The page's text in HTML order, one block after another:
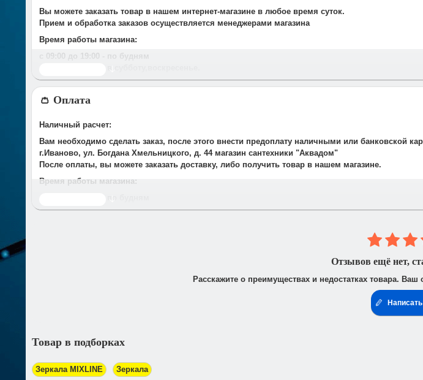
Вы можете заказать товар в нашем интернет-магазине в любое время суток.
Прием и обработка заказов осуществляется менеджерами магазина
Время работы магазина:
с 09:00 дo 19:00
- по будням
Срок доставки оговаривается при подтверждении заказа.
У компании есть служба доставки, дополнительно мы сотрудничаем со службой такси. Мы
Стоимость доставки до Вашего подъезда в г.Иваново составляет 700 рублей.
*Доставка осуществляется до подъезда. Разгрузка товара не осуществляется.
👛 Оплата
Наличный расчет:
Вам необходимо сделать заказ, после этого внести предоплату наличными или банковской
г.Иваново, ул. Богдана Хмельницкого, д. 44 магазин сантехники "Аквадом"
После оплаты, вы можете заказать доставку, либо получить товар в нашем магазине.
Время работы магазина:
Оплата товара по безналичному расчёту возможна только юридическими лицами. После
трехдневный срок. При получении товара Вы должны предоставить доверенность от фирмы-
Отзывов ещё нет,
Расскажите о преимуществах и недостатках товара.
Товар в подборках
Зеркала MIXLINE Зеркала